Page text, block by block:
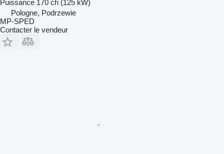
Puissance 170 ch (125 kW)
Pologne, Podrzewie
MP-SPED
Contacter le vendeur